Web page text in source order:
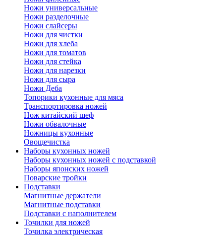
Ножи универсальные
Ножи разделочные
Ножи слайсеры
Ножи для чистки
Ножи для хлеба
Ножи для томатов
Ножи для стейка
Ножи для нарезки
Ножи для сыра
Ножи Деба
Топорики кухонные для мяса
Транспортировка ножей
Нож китайский шеф
Ножи обвалочные
Ножницы кухонные
Овощечистка
Наборы кухонных ножей
Наборы кухонных ножей с подставкой
Наборы японских ножей
Поварские тройки
Подставки
Магнитные держатели
Магнитные подставки
Подставки с наполнителем
Точилки для ножей
Точилка электрическая